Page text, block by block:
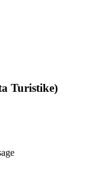
Turistike)